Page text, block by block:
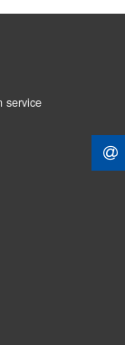
service